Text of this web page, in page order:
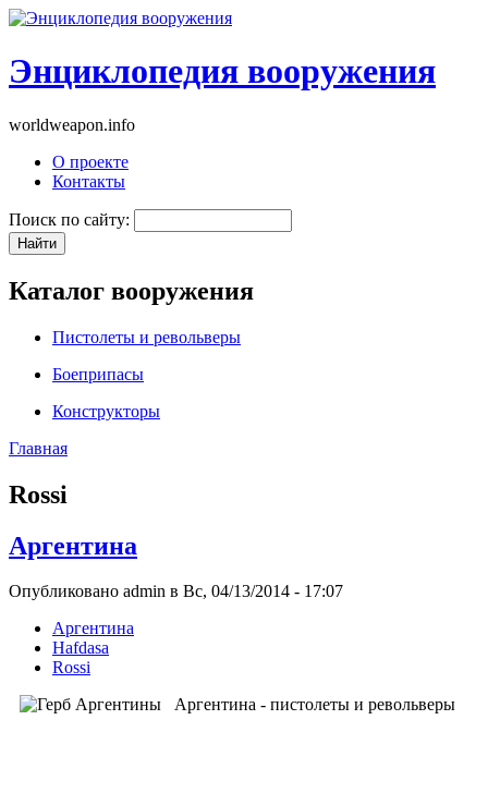
Энциклопедия вооружения
worldweapon.info
О проекте
Контакты
Поиск по сайту:
Каталог вооружения
Пистолеты и револьверы
Боеприпасы
Конструкторы
Главная
Rossi
Аргентина
Опубликовано admin в Вс, 04/13/2014 - 17:07
Аргентина
Hafdasa
Rossi
Аргентина - пистолеты и револьверы